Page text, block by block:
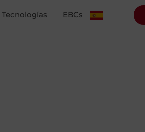
Tecnologías EBCs